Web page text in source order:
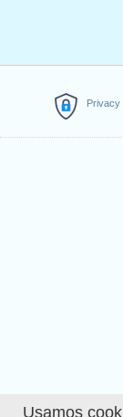
Usamos
Privacy